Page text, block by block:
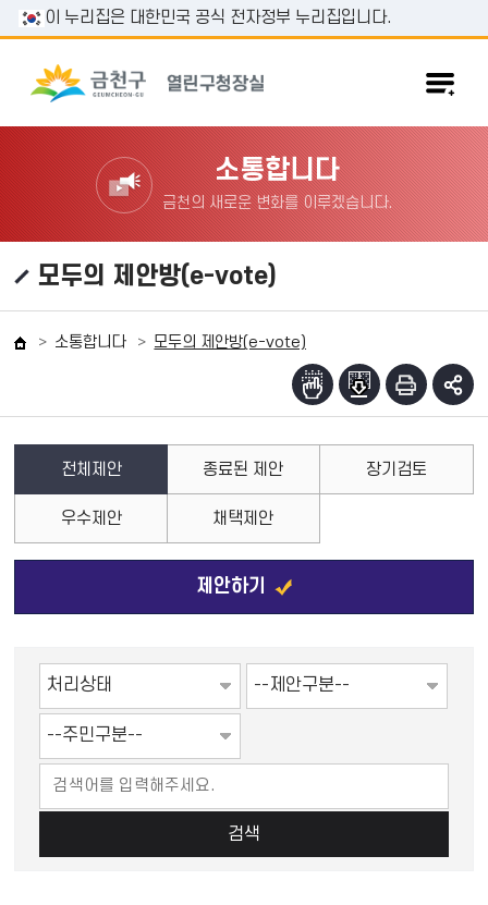
본문 바로가기
이 누리집은 대한민국 공식 전자정부 누리집입니다.
소통합니다
금천의 새로운 변화를 이루겠습니다.
모두의 제안방(e-vote)
소통합니다 모두의 제안방(e-vote)
전체제안 종료된 제안 장기검토
우수제안 채택제안
제안하기
검색